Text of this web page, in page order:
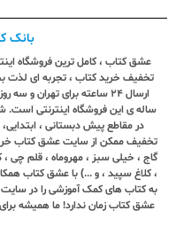
بانک
عشق کتاب ، کامل ترین فروشگاه
تخفیف خرید کتاب ، تجربه ای لذت
ارسال ٢٤ ساعته برای
ساله ی این فروشگاه اینترنتی است.
در مقاطع پیش دبستانی ،
تخفیف ممکن از سایت عشق کتاب
گاج ، خیلی سبز ، مهروماه ، قلم چی ،
، کلاغ سپید ، و ...) با عشق کتاب
به کتاب های کمک آموزشی را در
عشق کتاب زمان ندارد! ما همیشه